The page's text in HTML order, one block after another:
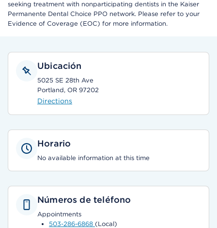
seeking treatment with nonparticipating dentists in the Kaiser
Permanente Dental Choice PPO network. Please refer to your
Evidence of Coverage (EOC) for more information.
Ubicación
5025 SE 28th Ave
Portland, OR 97202
Directions
Horario
No available information at this time
Números de teléfono
Appointments
503-286-6868 (Local)